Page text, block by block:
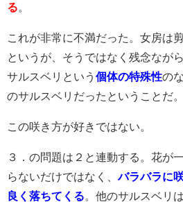
る
これが非常に不満だった。女房は
というが、そうではなく残念なが
サルスベリという 個体の特殊性の
のサルスベリだったということだ。
この咲き方が好きではない。
３．の問題は２と連動する。花が
らないだけではなく、 バラバラに
良く落ちてくる 。他のサルスベリ